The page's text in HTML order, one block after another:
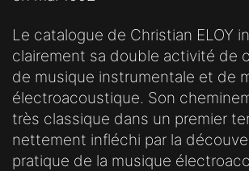
Le catalogue de Christian ELOY
clairement sa double activité de
de musique instrumentale et de
électroacoustique. Son
très classique dans un premier
nettement infléchi par la
pratique de la musique